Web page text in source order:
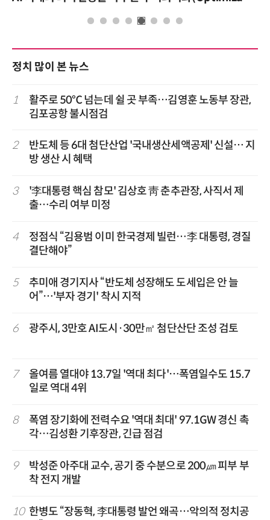
정치 많이 본 뉴스
1
활주로 50℃ 넘는데 쉴 곳 부족…김영훈 노동부 장관,
김포공항 불시점검
2
반도체 등 6대 첨단산업 '국내생산세액공제' 신설… 지
방 생산 시 혜택
3
'李대통령 핵심 참모' 김상호 靑 춘추관장, 사직서 제
출…수리 여부 미정
4
정점식 “김용범 이미 한국경제 빌런…李 대통령, 경질
결단해야”
5
추미애 경기지사 “반도체 성장해도 도세입은 안 늘
어”…'부자 경기' 착시 지적
6 광주시, 3만호 AI도시·30만㎡ 첨단산단 조성 검토
7
올여름 열대야 13.7일 '역대 최다'…폭염일수도 15.7
일로 역대 4위
8
폭염 장기화에 전력수요 '역대 최대' 97.1GW 경신 촉
각…김성환 기후장관, 긴급 점검
9
박성준 아주대 교수, 공기 중 수분으로 200㎛ 피부 부
착 전지 개발
10 한병도 “장동혁, 李대통령 발언 왜곡…악의적 정치공